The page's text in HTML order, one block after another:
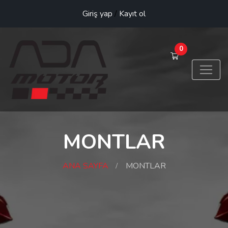
Giriş yap / Kayıt ol
0
MONTLAR
ANA SAYFA MONTLAR